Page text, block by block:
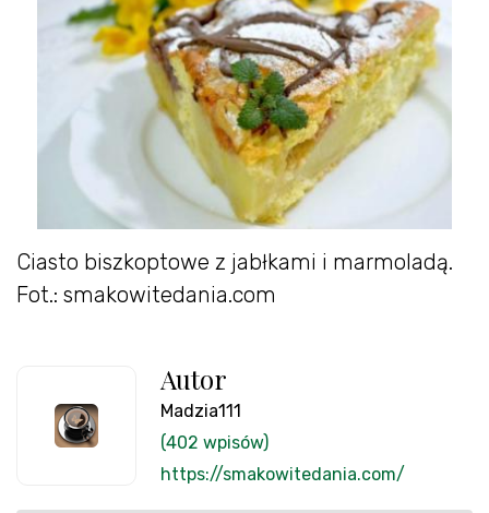
Ciasto biszkoptowe z jabłkami i marmoladą.
Fot.: smakowitedania.com
Autor
Madzia111
(402 wpisów)
https://smakowitedania.com/